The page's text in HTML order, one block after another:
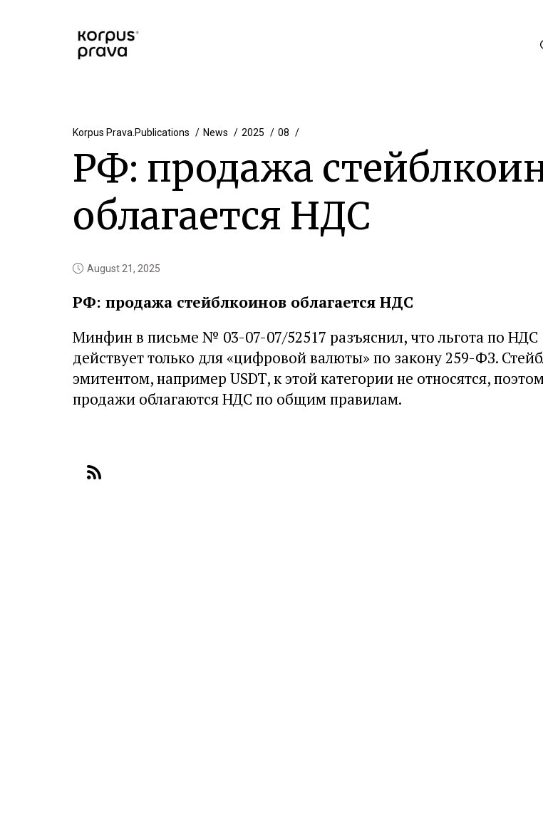
Korpus Prava.Publications News 2025 08
РФ: продажа
облагается НДС
August 21, 2025
РФ: продажа стейблкоинов облагается НДС
Минфин в письме № 03-07-07/52517 разъяснил, что льгота по НДС
действует только для «цифровой валюты» по закону 259-ФЗ.
эмитентом, например USDT, к этой категории не относятся,
продажи облагаются НДС по общим правилам.